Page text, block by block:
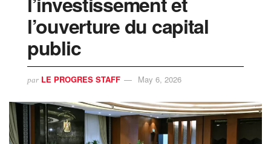
l’ouverture du capital
public
par LE PROGRES STAFF May 6, 2026